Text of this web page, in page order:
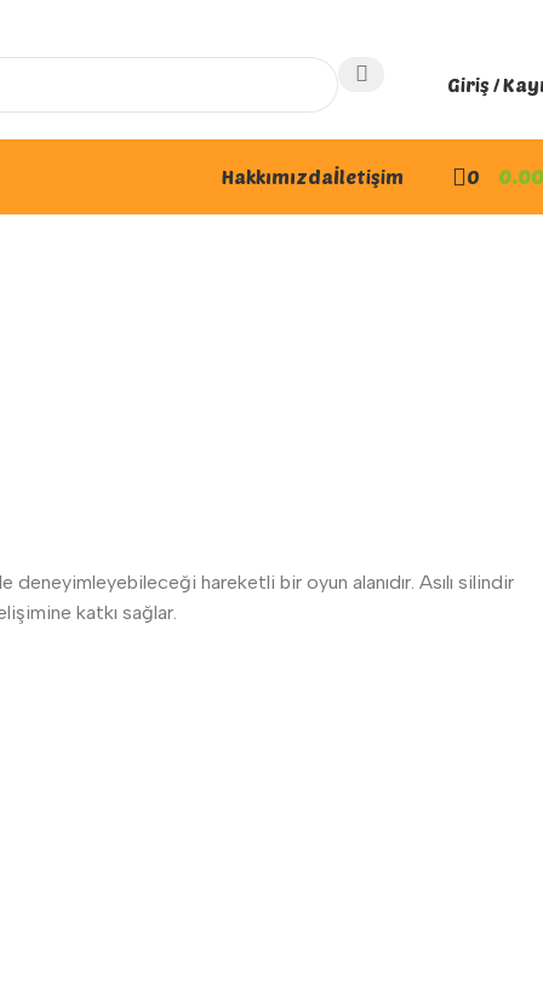
Giriş /
Hakkımızdaİletişim 0 0.00
hareketli bir oyun alanıdır. Asılı silindir
katkı sağlar.